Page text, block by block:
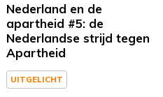
Nederland en de
apartheid #5: de
Nederlandse strijd tegen
Apartheid
UITGELICHT